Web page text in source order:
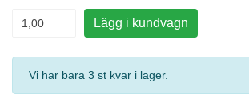
Lägg i kundvagn
Vi har bara 3 st kvar i lager.